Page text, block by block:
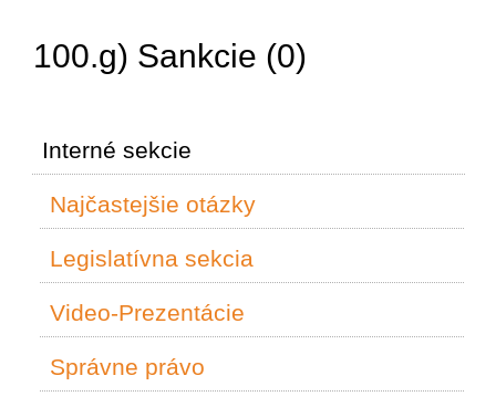
100.g) Sankcie (0)
Interné sekcie
Najčastejšie otázky
Legislatívna sekcia
Video-Prezentácie
Správne právo